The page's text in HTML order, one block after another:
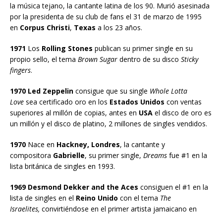
la música tejano, la cantante latina de los 90. Murió asesinada
por la presidenta de su club de fans el 31 de marzo de 1995
en Corpus Christi, Texas a los 23 años.
1971 Los Rolling Stones publican su primer single en su
propio sello, el tema Brown Sugar dentro de su disco Sticky
fingers.
1970 Led Zeppelin consigue que su single Whole Lotta
Love sea certificado oro en los Estados Unidos con ventas
superiores al millón de copias, antes en USA el disco de oro es
un millón y el disco de platino, 2 millones de singles vendidos.
1970 Nace en Hackney, Londres, la cantante y
compositora Gabrielle, su primer single, Dreams fue #1 en la
lista británica de singles en 1993.
1969 Desmond Dekker and the Aces consiguen el #1 en la
lista de singles en el Reino Unido con el tema The
Israelites, convirtiéndose en el primer artista jamaicano en